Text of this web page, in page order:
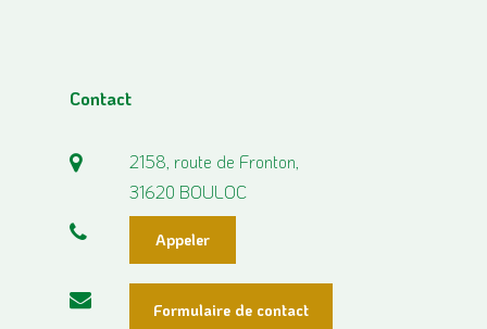
Contact
2158, route de Fronton,
31620 BOULOC
Appeler
Formulaire de contact